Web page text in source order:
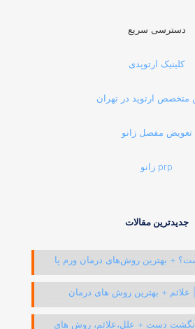
دسترسی سریع
کلینیک ارتوپدی
متخصص ارتوپد در تهران
تعویض مفصل زانو
prp زانو
جدیدترین مقالات
+ بهترین روش‌های درمان ورم پا
علائم + بهترین روش های درمان
دست + علل،علائم، روش های